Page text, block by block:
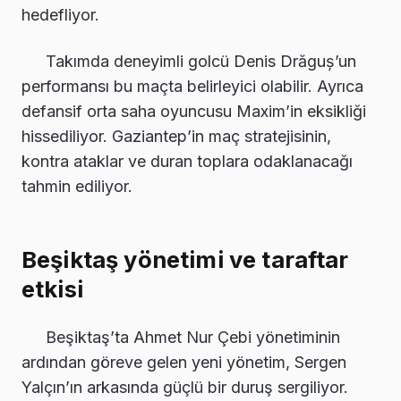
hedefliyor.
Takımda deneyimli golcü Denis Drăguș’un
performansı bu maçta belirleyici olabilir. Ayrıca
defansif orta saha oyuncusu Maxim’in eksikliği
hissediliyor. Gaziantep’in maç stratejisinin,
kontra ataklar ve duran toplara odaklanacağı
tahmin ediliyor.
Beşiktaş yönetimi ve taraftar
etkisi
Beşiktaş’ta Ahmet Nur Çebi yönetiminin
ardından göreve gelen yeni yönetim, Sergen
Yalçın’ın arkasında güçlü bir duruş sergiliyor.